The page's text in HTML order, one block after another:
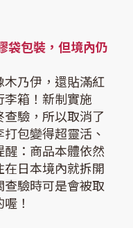
袋包裝，但境內仍
乃伊，還貼滿紅
箱！新制實施
驗，所以取消了
包變得超靈活、
：商品本體依然
日本境內就拆開
驗時可是會被取
！